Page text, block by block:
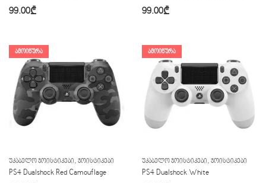
99.00₾ 99.00₾
ᲐᲛᲝᲘᲬᲣᲠᲐ
ᲣᲙᲐᲑᲔᲚᲝ ᲯᲝᲘᲡᲢᲘᲙᲔᲑᲘ, ᲯᲝᲘᲡᲢᲘᲙᲔᲑᲘ
PS4 Dualshock Red Camouflage
ᲐᲛᲝᲘᲬᲣᲠᲐ
ᲣᲙᲐᲑᲔᲚᲝ ᲯᲝᲘᲡᲢᲘᲙᲔᲑᲘ, ᲯᲝᲘᲡᲢᲘᲙᲔᲑᲘ
PS4 Dualshock White